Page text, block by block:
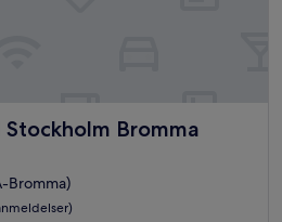
Bromma
Bromma
Bromma)